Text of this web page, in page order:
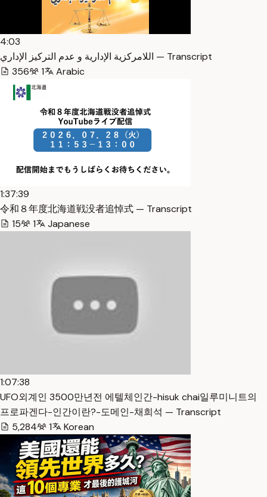
4:03
اللامركزية الإدارية و عدم التركيز الإداري — Transcript
356
1 Arabic
1:37:39
令和８年度北海道戦没者追悼式 — Transcript
15
1 Japanese
1:07:38
UFO외계인 3500만년전 에텔체인간-hisuk chai일루미니트의
프로파겐다-인간이란?-도메인-채희석 — Transcript
5,284
1 Korean